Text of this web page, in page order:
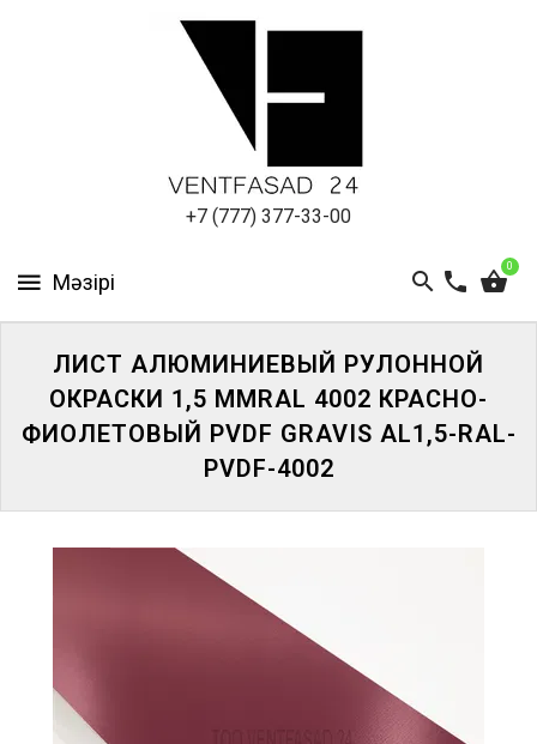
+7 (777) 377-33-00
0
ПАНЕЛИ
ЛИСТ АЛЮМИНИЕВЫЙ РУЛОННОЙ
ОКРАСКИ 1,5 ММRAL 4002 КРАСНО-
ФИОЛЕТОВЫЙ PVDF GRAVIS AL1,5-RAL-
PVDF-4002